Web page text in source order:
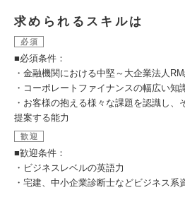
求められるスキルは
必須
■必須条件：
・金融機関における中堅～大企業法人
・コーポレートファイナンスの幅広い知
・お客様の抱える様々な課題を認識し、
提案する能力
歓迎
■歓迎条件：
・ビジネスレベルの英語力
・宅建、中小企業診断士などビジネス系